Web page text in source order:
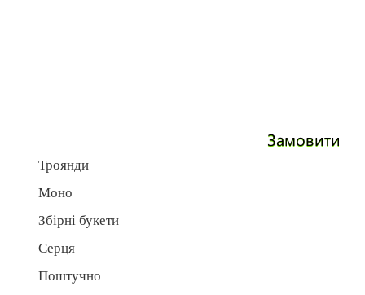
Замовити
Троянди
Моно
Збірні букети
Серця
Поштучно